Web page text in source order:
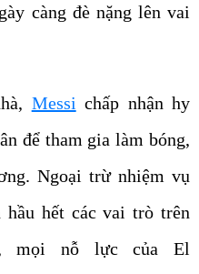
càng đè nặng lên vai
Messi chấp nhận hy
để tham gia làm bóng,
Ngoại trừ nhiệm vụ
hầu hết các vai trò trên
mọi nỗ lực của El